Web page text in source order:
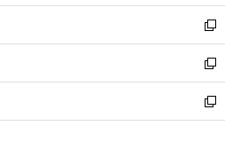
開
く
ウ
で
開
く
ン
ド
ウ
で
開
く
ウ
ィ
ン
ド
ウ
で
開
し
い
ウ
ィ
ン
ド
ウ
新
し
い
ウ
ィ
ン
新
し
い
ウ
新
し